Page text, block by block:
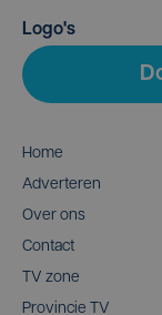
Logo's
Home
Adverteren
Over ons
Contact
TV zone
Provincie TV